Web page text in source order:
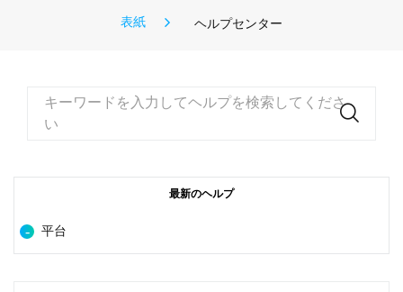
表紙 ヘルプセンター
キーワードを入力してヘルプを検索してくださ
い
最新のヘルプ
平台